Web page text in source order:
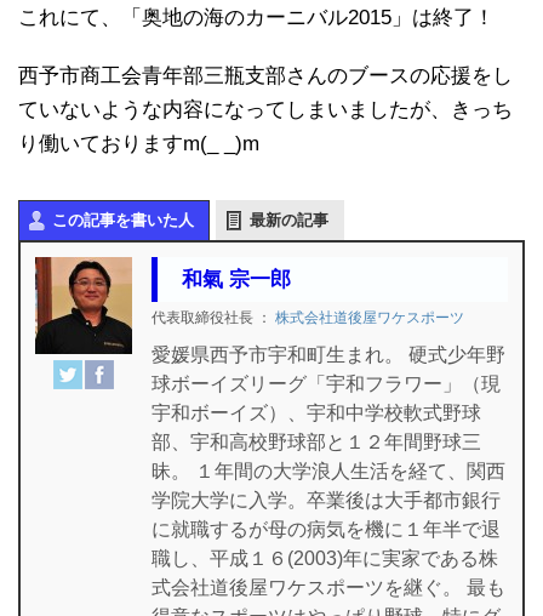
これにて、「奥地の海のカーニバル2015」は終了！
西予市商工会青年部三瓶支部さんのブースの応援をし
ていないような内容になってしまいましたが、きっち
り働いておりますm(_ _)m
この記事を書いた人 最新の記事
和氣 宗一郎
代表取締役社長 ： 株式会社道後屋ワケスポーツ
愛媛県西予市宇和町生まれ。 硬式少年野
球ボーイズリーグ「宇和フラワー」（現
宇和ボーイズ）、宇和中学校軟式野球
部、宇和高校野球部と１２年間野球三
昧。 １年間の大学浪人生活を経て、関西
学院大学に入学。卒業後は大手都市銀行
に就職するが母の病気を機に１年半で退
職し、平成１６(2003)年に実家である株
式会社道後屋ワケスポーツを継ぐ。 最も